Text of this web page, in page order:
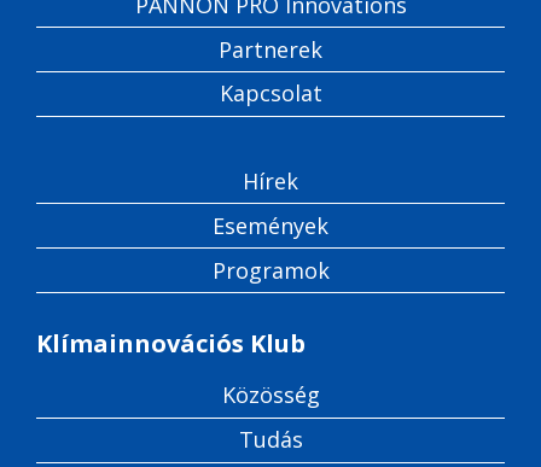
Partnerek
Kapcsolat
Hírek
Események
Programok
Klímainnovációs Klub
Közösség
Tudás